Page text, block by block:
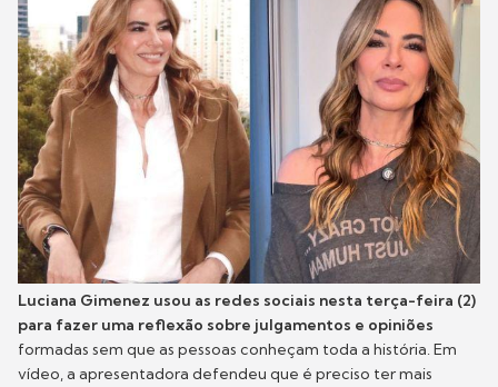
Luciana Gimenez usou as redes sociais nesta terça-feira (2)
para fazer uma reflexão sobre julgamentos e opiniões
formadas sem que as pessoas conheçam toda a história. Em
vídeo, a apresentadora defendeu que é preciso ter mais